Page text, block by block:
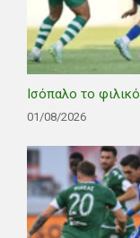
Ισόπαλο το φιλικό
01/08/2026